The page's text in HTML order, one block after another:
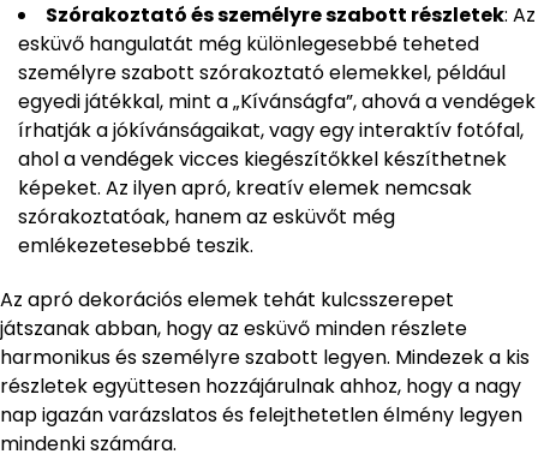
Szórakoztató és személyre szabott részletek: Az
esküvő hangulatát még különlegesebbé teheted
személyre szabott szórakoztató elemekkel, például
egyedi játékkal, mint a „Kívánságfa”, ahová a vendégek
írhatják a jókívánságaikat, vagy egy interaktív fotófal,
ahol a vendégek vicces kiegészítőkkel készíthetnek
képeket. Az ilyen apró, kreatív elemek nemcsak
szórakoztatóak, hanem az esküvőt még
emlékezetesebbé teszik.
Az apró dekorációs elemek tehát kulcsszerepet
játszanak abban, hogy az esküvő minden részlete
harmonikus és személyre szabott legyen. Mindezek a kis
részletek együttesen hozzájárulnak ahhoz, hogy a nagy
nap igazán varázslatos és felejthetetlen élmény legyen
mindenki számára.